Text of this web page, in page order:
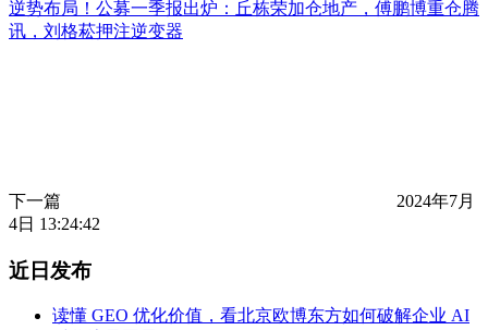
逆势布局！公募一季报出炉：丘栋荣加仓地产，傅鹏博重仓腾
讯，刘格菘押注逆变器
下一篇
2024年7月
4日 13:24:42
近日发布
读懂 GEO 优化价值，看北京欧博东方如何破解企业 AI